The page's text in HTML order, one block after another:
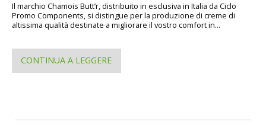
Il marchio Chamois Butt’r, distribuito in esclusiva in Italia da Ciclo
Promo Components, si distingue per la produzione di creme di
altissima qualità destinate a migliorare il vostro comfort in...
CONTINUA A LEGGERE